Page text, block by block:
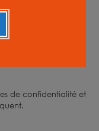
de confidentialité et